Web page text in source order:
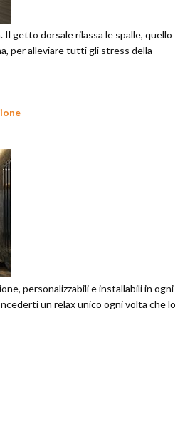
Il getto dorsale rilassa le spalle, quello
per alleviare tutti gli stress della
personalizzabili e installabili in ogni
un relax unico ogni volta che lo